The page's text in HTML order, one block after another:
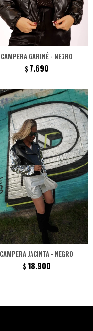
CAMPERA GARINÉ - NEGRO
$ 7.690
CAMPERA JACINTA - NEGRO
$ 18.900